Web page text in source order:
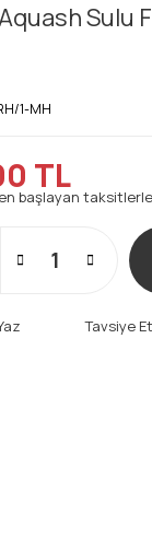
Sulu
1-MH
TL
başlayan
Tavsiye Et